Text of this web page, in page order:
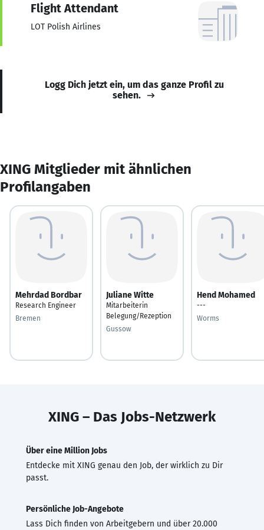
Flight Attendant
LOT Polish Airlines
Logg Dich jetzt ein, um das ganze Profil zu
sehen.
XING Mitglieder mit ähnlichen
Profilangaben
Mehrdad Bordbar
Research Engineer
Bremen
Juliane Witte
Mitarbeiterin
Belegung/Rezeption
Gussow
Hend Mohamed
---
Worms
XING – Das Jobs-Netzwerk
Über eine Million Jobs
Entdecke mit XING genau den Job, der wirklich zu Dir
passt.
Persönliche Job-Angebote
Lass Dich finden von Arbeitgebern und über 20.000